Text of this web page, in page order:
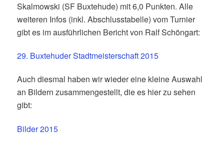
Skalmowski (SF Buxtehude) mit 6,0 Punkten. Alle
weiteren Infos (inkl. Abschlusstabelle) vom Turnier
gibt es im ausführlichen Bericht von Ralf Schöngart:
29. Buxtehuder Stadtmeisterschaft 2015
Auch diesmal haben wir wieder eine kleine Auswahl
an Bildern zusammengestellt, die es hier zu sehen
gibt:
Bilder 2015